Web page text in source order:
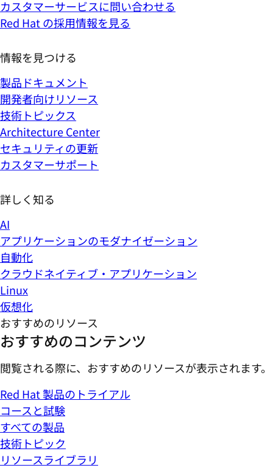
カスタマーサービスに問い合わせる
Red Hat の採用情報を見る
情報を見つける
製品ドキュメント
開発者向けリソース
技術トピックス
Architecture Center
セキュリティの更新
カスタマーサポート
詳しく知る
AI
アプリケーションのモダナイゼーション
自動化
クラウドネイティブ・アプリケーション
Linux
仮想化
おすすめのリソース
おすすめのコンテンツ
閲覧される際に、おすすめのリソースが表示されます。
Red Hat 製品のトライアル
コースと試験
すべての製品
技術トピック
リソースライブラリ